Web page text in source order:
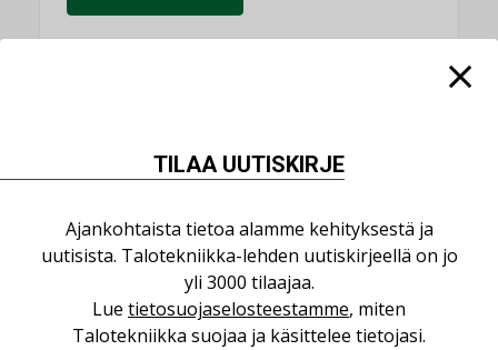
Refair
Granlund Oy
TILAA UUTISKIRJE
Ajankohtaista tietoa alamme kehityksestä ja
uutisista. Talotekniikka-lehden uutiskirjeellä on jo
yli 3000 tilaajaa.
Lue tietosuojaselosteestamme, miten
Talotekniikka suojaa ja käsittelee tietojasi.